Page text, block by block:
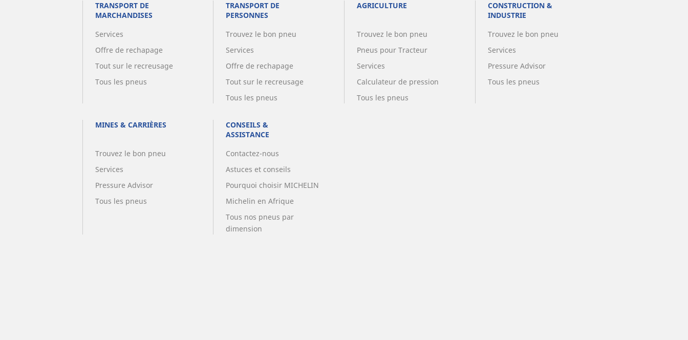
TRANSPORT DE
MARCHANDISES
Services
Offre de rechapage
Tout sur le recreusage
Tous les pneus
TRANSPORT DE
PERSONNES
Trouvez le bon pneu
Services
Offre de rechapage
Tout sur le recreusage
Tous les pneus
AGRICULTURE
Trouvez le bon pneu
Pneus pour Tracteur
Services
Calculateur de pression
Tous les pneus
CONSTRUCTION &
INDUSTRIE
Trouvez le bon pneu
Services
Pressure Advisor
Tous les pneus
MINES & CARRIÈRES
Trouvez le bon pneu
Services
Pressure Advisor
Tous les pneus
CONSEILS &
ASSISTANCE
Contactez-nous
Astuces et conseils
Pourquoi choisir MICHELIN
Michelin en Afrique
Tous nos pneus par
dimension